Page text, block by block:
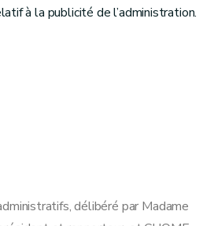
à la publicité de l’administration.
délibéré par Madame